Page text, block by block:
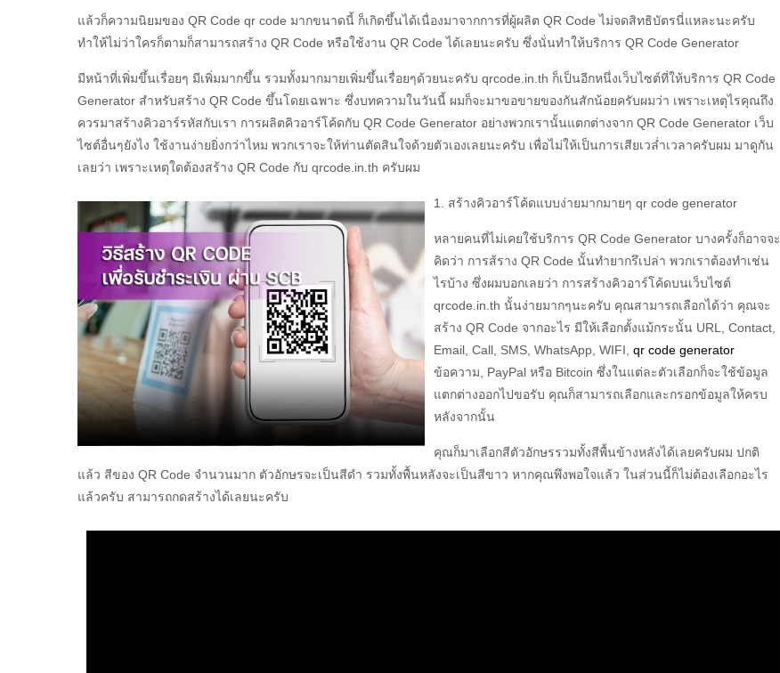
แล้วก็ความนิยมของ QR Code qr code มากขนาดนี้ ก็เกิดขึ้นได้เนื่องมาจากการที่ผู้ผลิต QR Code ไม่จดสิทธิบัตรนี่แหละนะครับ
ทำให้ไม่ว่าใครก็ตามก็สามารถสร้าง QR Code หรือใช้งาน QR Code ได้เลยนะครับ ซึ่งนั่นทำให้บริการ QR Code Generator
มีหน้าที่เพิ่มขึ้นเรื่อยๆ มีเพิ่มมากขึ้น รวมทั้งมากมายเพิ่มขึ้นเรื่อยๆด้วยนะครับ qrcode.in.th ก็เป็นอีกหนึ่งเว็บไซต์ที่ให้บริการ QR Code
Generator สำหรับสร้าง QR Code ขึ้นโดยเฉพาะ ซึ่งบทความในวันนี้ ผมก็จะมาขอขายของกันสักน้อยครับผมว่า เพราะเหตุไรคุณถึง
ควรมาสร้างคิวอาร์รหัสกับเรา การผลิตคิวอาร์โค้ดกับ QR Code Generator อย่างพวกเรานั้นแตกต่างจาก QR Code Generator เว็บ
ไซต์อื่นๆยังไง ใช้งานง่ายยิ่งกว่าไหม พวกเราจะให้ท่านตัดสินใจด้วยตัวเองเลยนะครับ เพื่อไม่ให้เป็นการเสียเวล่ำเวลาครับผม มาดูกัน
เลยว่า เพราะเหตุใดต้องสร้าง QR Code กับ qrcode.in.th ครับผม
1. สร้างคิวอาร์โค้ดแบบง่ายมากมายๆ qr code generator
หลายคนที่ไม่เคยใช้บริการ QR Code Generator บางครั้งก็อาจจะ
คิดว่า การส้ราง QR Code นั้นทำยากรึเปล่า พวกเราต้องทำเช่น
ไรบ้าง ซึ่งผมบอกเลยว่า การสร้างคิวอาร์โค้ดบนเว็บไซต์
qrcode.in.th นั้นง่ายมากๆนะครับ คุณสามารถเลือกได้ว่า คุณจะ
สร้าง QR Code จากอะไร มีให้เลือกตั้งแม้กระนั้น URL, Contact,
Email, Call, SMS, WhatsApp, WIFI, qr code generator
ข้อความ, PayPal หรือ Bitcoin ซึ่งในแต่ละตัวเลือกก็จะใช้ข้อมูล
แตกต่างออกไปขอรับ คุณก็สามารถเลือกและกรอกข้อมูลให้ครบ
หลังจากนั้น
คุณก็มาเลือกสีตัวอักษรรวมทั้งสีพื้นข้างหลังได้เลยครับผม ปกติ
แล้ว สีของ QR Code จำนวนมาก ตัวอักษรจะเป็นสีดำ รวมทั้งพื้นหลังจะเป็นสีขาว หากคุณพึงพอใจแล้ว ในส่วนนี้ก็ไม่ต้องเลือกอะไร
แล้วครับ สามารถกดสร้างได้เลยนะครับ